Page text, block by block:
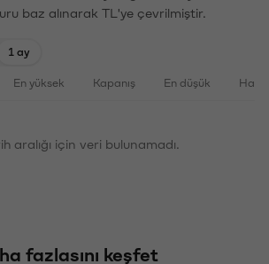
baz alınarak TL'ye çevrilmiştir.
1 ay
En yüksek Kapanış En düşük
aralığı için veri bulunamadı.
fazlasını keşfet